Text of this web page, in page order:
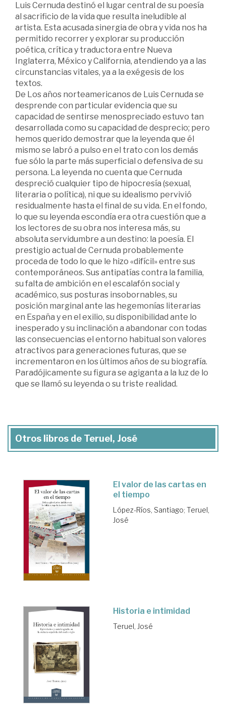
Luis Cernuda destinó el lugar central de su poesía
al sacrificio de la vida que resulta ineludible al
artista. Esta acusada sinergia de obra y vida nos ha
permitido recorrer y explorar su producción
poética, crítica y traductora entre Nueva
Inglaterra, México y California, atendiendo ya a las
circunstancias vitales, ya a la exégesis de los
textos.
De Los años norteamericanos de Luis Cernuda se
desprende con particular evidencia que su
capacidad de sentirse menospreciado estuvo tan
desarrollada como su capacidad de desprecio; pero
hemos querido demostrar que la leyenda que él
mismo se labró a pulso en el trato con los demás
fue sólo la parte más superficial o defensiva de su
persona. La leyenda no cuenta que Cernuda
despreció cualquier tipo de hipocresía (sexual,
literaria o política), ni que su idealismo pervivió
residualmente hasta el final de su vida. En el fondo,
lo que su leyenda escondía era otra cuestión que a
los lectores de su obra nos interesa más, su
absoluta servidumbre a un destino: la poesía. El
prestigio actual de Cernuda probablemente
proceda de todo lo que le hizo «difícil» entre sus
contemporáneos. Sus antipatías contra la familia,
su falta de ambición en el escalafón social y
académico, sus posturas insobornables, su
posición marginal ante las hegemonías literarias
en España y en el exilio, su disponibilidad ante lo
inesperado y su inclinación a abandonar con todas
las consecuencias el entorno habitual son valores
atractivos para generaciones futuras, que se
incrementaron en los últimos años de su biografía.
Paradójicamente su figura se agiganta a la luz de lo
que se llamó su leyenda o su triste realidad.
Otros libros de Teruel, José
El valor de las cartas en
el tiempo
López-Ríos, Santiago; Teruel,
José
Historia e intimidad
Teruel, José